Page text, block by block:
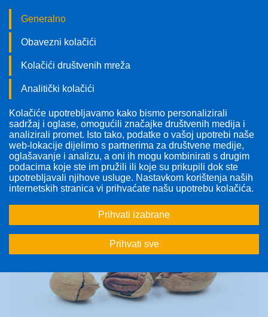
Pratite nas!
Generalno
Obavezni kolačići
Kolačići društvenih mreža
Analitički kolačići
Kolačiće upotrebljavamo kako bismo personalizirali
sadržaj i oglase, omogućili značajke društvenih medija i
analizirali promet. Isto tako, podatke o vašoj upotrebi naše
web-lokacije dijelimo s partnerima za društvene medije,
oglašavanje i analizu, a oni ih mogu kombinirati s drugim
podacima koje ste im pružili ili koje su prikupili dok ste
upotrebljavali njihove usluge. Nastavkom korištenja naših
internetskih stranica vi prihvaćate našu upotrebu kolačića.
Prihvati izabrane
Prihvati sve